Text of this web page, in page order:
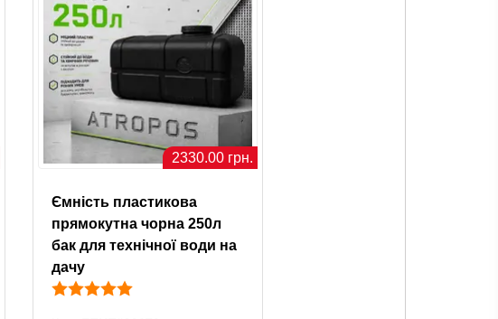
2330.00 грн.
Ємність пластикова
прямокутна чорна 250л
бак для технічної води на
дачу